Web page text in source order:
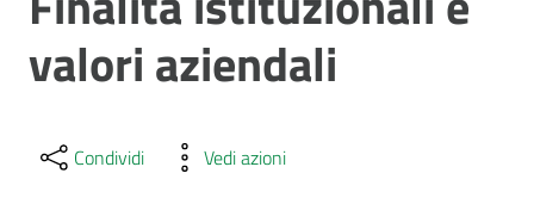
valori aziendali
Condividi Vedi azioni